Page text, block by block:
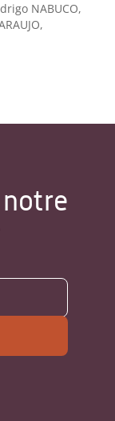
NABUCO,